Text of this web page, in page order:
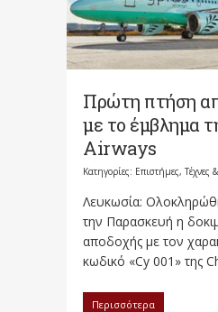
Πρώτη πτήση
με το έμβλημα
Airways
Κατηγορίες: Επιστήμες, Τέχνες
Λευκωσία:
την Παρασκευή η
αποδοχής με τον
κωδικό «Cy 001» της
Περισσότερα